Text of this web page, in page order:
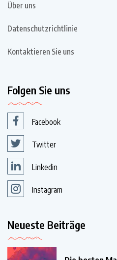
Über uns
Datenschutzrichtlinie
Kontaktieren Sie uns
Folgen Sie uns
Facebook
Twitter
Linkedin
Instagram
Neueste Beiträge